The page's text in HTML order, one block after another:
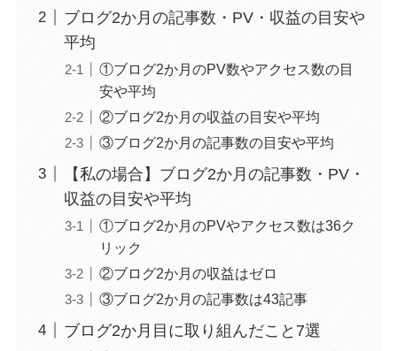
ブログ2か月の記事数・PV・収益の目安や
平均
①ブログ2か月のPV数やアクセス数の目
安や平均
②ブログ2か月の収益の目安や平均
③ブログ2か月の記事数の目安や平均
【私の場合】ブログ2か月の記事数・PV・
収益の目安や平均
①ブログ2か月のPVやアクセス数は36ク
リック
②ブログ2か月の収益はゼロ
③ブログ2か月の記事数は43記事
ブログ2か月目に取り組んだこと7選